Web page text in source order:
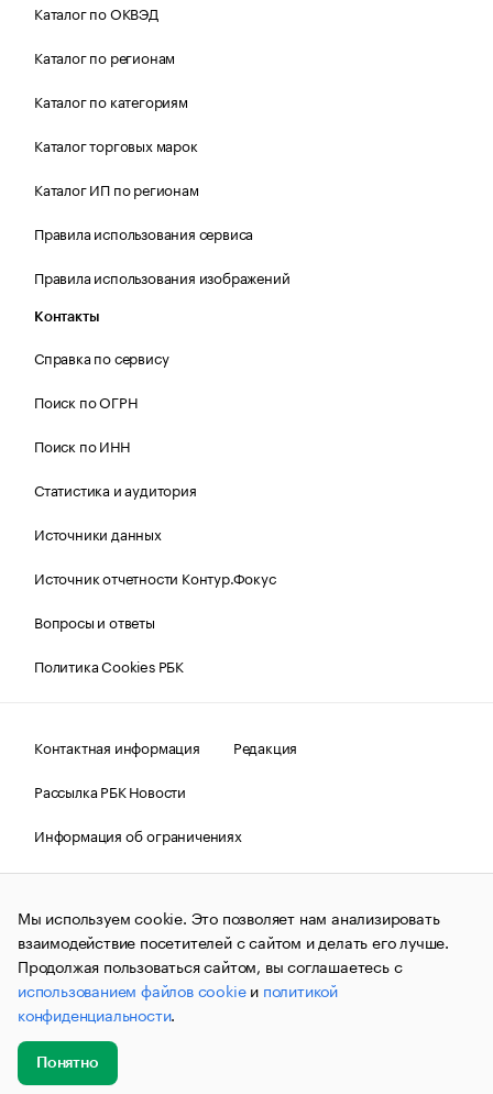
Каталог по ОКВЭД
Каталог по регионам
Каталог по категориям
Каталог торговых марок
Каталог ИП по регионам
Правила использования сервиса
Правила использования изображений
Контакты
Справка по сервису
Поиск по ОГРН
Поиск по ИНН
Статистика и аудитория
Источники данных
Источник отчетности Контур.Фокус
Вопросы и ответы
Политика Cookies РБК
Контактная информация
Редакция
Рассылка РБК Новости
Информация об ограничениях
Правовая информация
О соблюдении авторских прав
© АО «РОСБИЗНЕСКОНСАЛТИНГ»,1995–2026.Сообщения
и материалы информационного агентства «РБК»
(зарегистрировано Федеральной службой по надзору в сфере
связи, информационных технологий и массовых
коммуникаций (Роскомнадзор) 09.12.2015 за номером ИА
№ФС77-63848) сопровождаются пометкой «РБК». Отдельные
публикации могут содержать информацию,
не предназначенную для пользователей
до 18 лет.
Мы используем cookie. Это позволяет нам анализировать
взаимодействие посетителей с сайтом и делать его лучше.
Продолжая пользоваться сайтом, вы соглашаетесь с
использованием файлов cookieи политикой
конфиденциальности.
Понятно